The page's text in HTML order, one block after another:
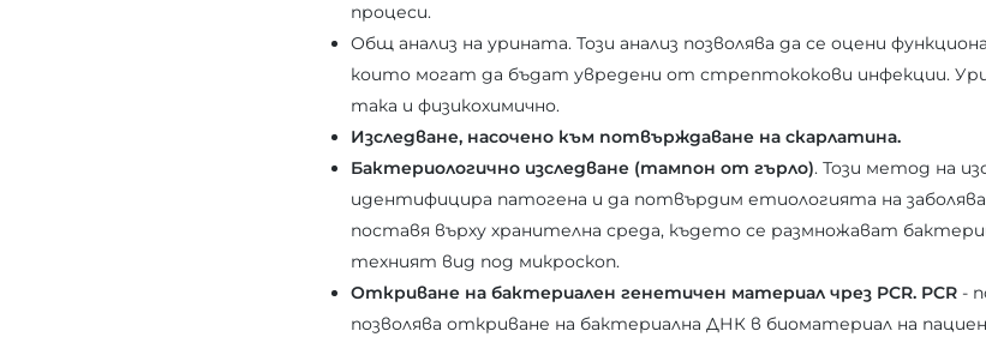
процеси.
Общ анализ на урината. Този анализ позволява да се оцени
които могат да бъдат увредени от стрептококови инфекции.
така и физикохимично.
Изследване, насочено към потвърждаване на скарлатина.
Бактериологично изследване (тампон от гърло). Този метод на
идентифицира патогена и да потвърдим етиологията на
поставя върху хранителна среда, където се размножават
техният вид под микроскоп.
Откриване на бактериален генетичен материал чрез PCR. PCR -
позволява откриване на бактериална ДНК в биоматериал на